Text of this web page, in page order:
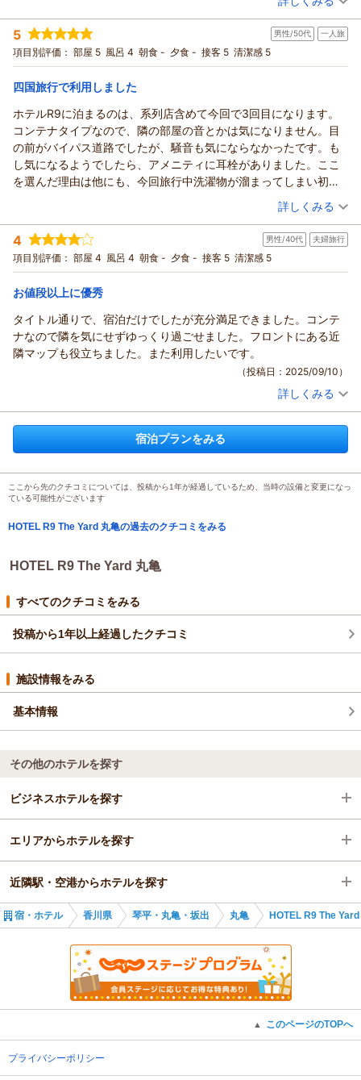
配になりました。じゃらんだけではなくホテル側から事前メール
での案内があるのは丁寧だと思いますが、現地の対応も鑑みて、
もう少し改善の余地がある気はします。
しかし総合的にはとても快適に過ごせたので、今後どこか旅行先
ました。
栓をご用意しておりますので、よろしければご利用くださいま
せ。
今後も、お客様により一層ご満足頂けるホテルを目指して参り
ますので、またお近くにお越しの際には、ぜひ当ホテルをご利
用くださいませ。またのお越しをスタッフ一同、心からお待ち
HOTEL R9 The Yard丸亀 スタッフ一同
（返信日：2025/11/20）
宿泊時期： 2025年10月宿泊 (夫婦旅行)
投稿者： ポンコツさん
宿泊プラン： 【じゃらんのお得な10日間】【スタンダード】ビジネスや観光
の拠点に♪軽食＆ホットドリンク付
ツイン 食事なし
宿泊価格帯： 3,001～4,000円(大人一人あたり/税込)
HOTEL R9 The Yard 丸亀からの返信
この度はHOTEL R9 The Yard丸亀をご利用いただきまして誠に
ありがとうございます。
ご滞在に関しまして、貴重なご意見ありがとうございます。
今後も、お客様により一層ご満足頂けるホテルを目指して参り
またお近くにお越しの際には、ぜひ当ホテルをご利用ください
ませ。
またのお越しをスタッフ一同、心よりお待ち申し上げておりま
す。
HOTEL R9 The Yard丸亀 スタッフ一同
5 男性/50代 一人旅
項目別評価： 部屋 5 風呂 4 朝食 - 夕食 - 接客 5 清潔感 5
四国旅行で利用しました
ホテルR9に泊まるのは、系列店含めて今回で3回目になります。
コンテナタイプなので、隣の部屋の音とかは気になりません。目
の前がバイパス道路でしたが、騒音も気にならなかったです。も
し気になるようでしたら、アメニティに耳栓がありました。ここ
を選んだ理由は他にも、今回旅行中洗濯物が溜まってしまい初め
て洗濯機を利用してみました。スタンダードのコースで洗剤不
要、洗いから乾燥まですべて自動で700円で済みました。100円玉
だけの仕様なので、無ければフロントで両替してもらえます。旅
先で機会がありましたら、また利用したい。
（投稿日：2025/10/05）
宿泊時期： 2025年09月宿泊 (一人旅)
投稿者： トモっちさん
宿泊プラン： 【じゃらんのお得な10日間】【スタンダード】ビジネスや観光
の拠点に♪軽食＆ホットドリンク付
ダブル 食事なし
宿泊価格帯： 5,001～6,000円(大人一人あたり/税込)
HOTEL R9 The Yard 丸亀からの返信
この度はHOTEL R9 The Yard丸亀をご利用いただきまして誠に
ありがとうございます。 ご滞在に関しまして、ご満足頂けたよ
うでスタッフ一同大変嬉しく存じます。 今後も、お客様により
一層ご満足頂けるホテルを目指して参りますので、またお近く
にお越しの際には、ぜひ当ホテルをご利用くださいませ。また
のお越しをスタッフ一同、心からお待ち申し上げております。
HOTEL R9 The Yard丸亀 スタッフ一同
詳しくみる
4 男性/40代 夫婦旅行
項目別評価： 部屋 4 風呂 4 朝食 - 夕食 - 接客 5 清潔感 5
お値段以上に優秀
タイトル通りで、宿泊だけでしたが充分満足できました。コンテ
ナなので隣を気にせずゆっくり過ごせました。フロントにある近
隣マップも役立ちました。また利用したいです。
（投稿日：2025/09/10）
投稿者： もずくさん(男性/40代)
宿泊プラン： 【スタンダード】ビジネスや観光の拠点に♪軽食＆ホットドリ
ンク付【駐車場至近＆無料】
ダブル 食事なし
HOTEL R9 The Yard 丸亀からの返信
ありがとうございます。
しく存じます。
ますので、またお近くにお越しの際には、ぜひ当ホテルをご利
用くださいませ。またのお越しをスタッフ一同、心からお待ち
申し上げております。
HOTEL R9 The Yard丸亀 スタッフ一同
詳しくみる
宿泊プランをみる
ここから先のクチコミについては、投稿から1年が経過しているため、当時の設備と変更になっ
ている可能性がございます
HOTEL R9 The Yard 丸亀の過去のクチコミをみる
HOTEL R9 The Yard 丸亀
すべてのクチコミをみる
投稿から1年以上経過したクチコミ
施設情報をみる
基本情報
その他のホテルを探す
ビジネスホテルを探す
香川県
琴平・丸亀・坂出
丸亀
エリアからホテルを探す
香川県
琴平・丸亀・坂出
宇多津駅
近隣駅・空港からホテルを探す
宇多津駅
坂出駅
宿・ホテル 香川県 琴平・丸亀・坂出 丸亀 HOTEL R9 The
▲ このページのTOPへ
プライバシーポリシー